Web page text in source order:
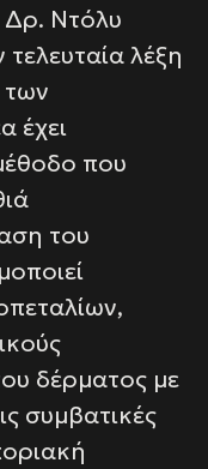
Ντόλυ
λέξη
των
έχει
που
του
δέρματος με
συμβατικές